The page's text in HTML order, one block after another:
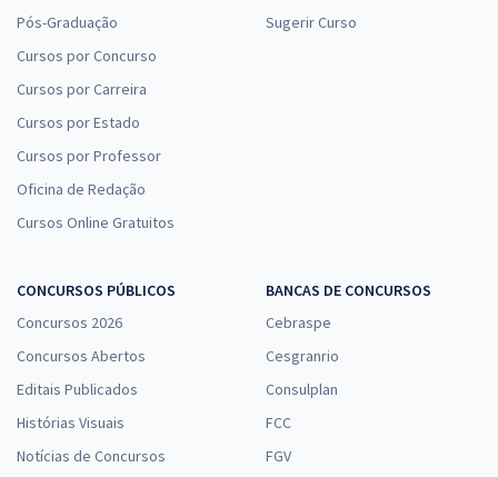
Pós-Graduação
Cursos por Concurso
Cursos por Carreira
Cursos por Estado
Cursos por Professor
Oficina de Redação
Cursos Online Gratuitos
Sugerir Curso
CONCURSOS PÚBLICOS
Concursos 2026
Concursos Abertos
Editais Publicados
Histórias Visuais
Notícias de Concursos
BANCAS DE CONCURSOS
Cebraspe
Cesgranrio
Consulplan
FCC
FGV